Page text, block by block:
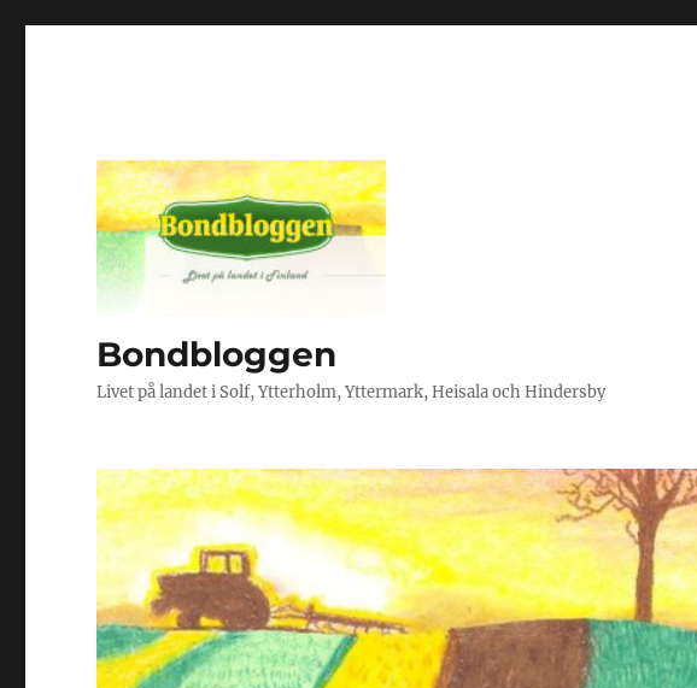
Bondbloggen
Livet på landet i Solf, Ytterholm, Yttermark, Heisala och Hindersby